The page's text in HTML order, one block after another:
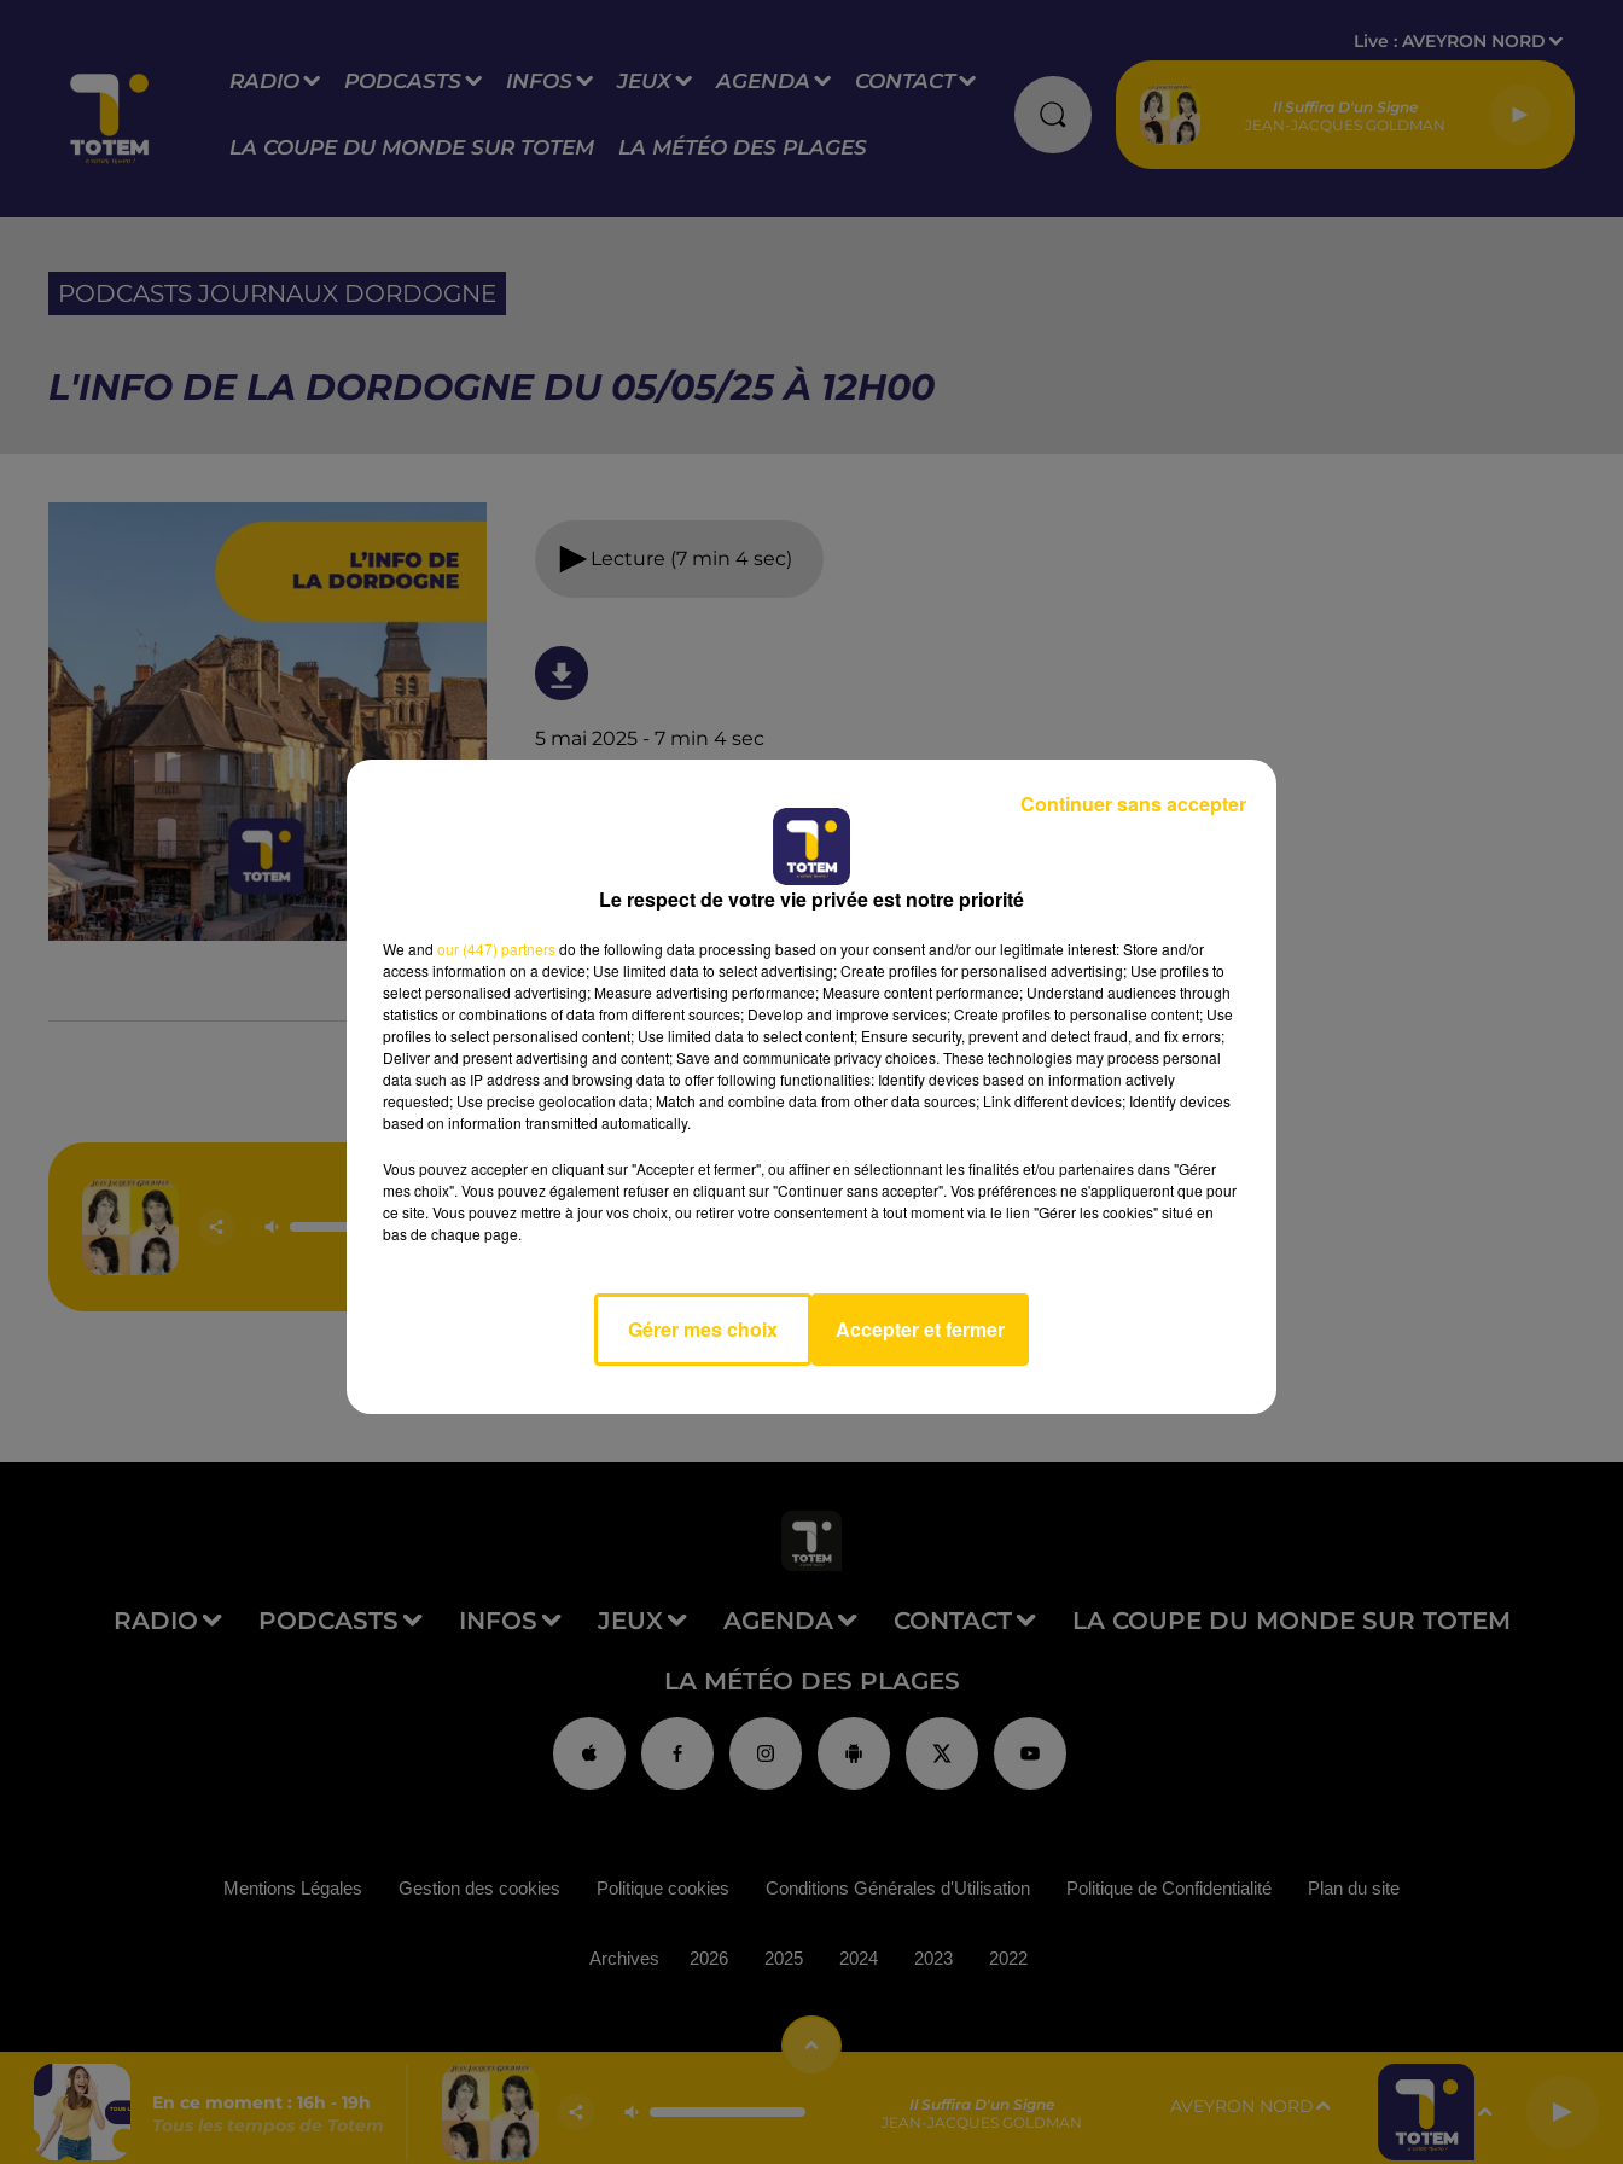
RADIO PODCASTS INFOS JEUX AGENDA CONTACT
LA COUPE DU MONDE SUR TOTEM LA MÉTÉO DES PLAGES
Live :AVEYRON NORD
Il Suffira D'un Signe
JEAN-JACQUES GOLDMAN
PODCASTS JOURNAUX DORDOGNE
L'INFO DE LA DORDOGNE DU 05/05/25 À 12H00
Lecture (7 min 4 sec)
5 mai 2025 - 7 min 4 sec
Ecoutez sur Totem l'information à Tulle, Brive, dans le
Nord du Lot et le pays sarladais avec les reportages de
nos journalistes sur le terrain.
Il Suffira D'un
Signe
JEAN-JACQUES
AVEYRON NORD
RADIO PODCASTS INFOS JEUX AGENDA CONTACT LA COUPE DU MONDE SUR TOTEM
LA MÉTÉO DES PLAGES
En ce moment : 16h - 19h
Tous les tempos de Totem
Il Suffira D'un Signe
JEAN-JACQUES GOLDMAN
AVEYRON NORD
Mentions Légales Gestion des cookies Politique cookies Conditions Générales d'Utilisation Politique de Confidentialité Plan du site
Archives 2026 2025 2024 2023 2022
Le respect de votre vie privée est notre priorité
We and our (447) partnersdo the following data processing based on your consent and/or our legitimate interest: Store and/or
access information on a device; Use limited data to select advertising; Create profiles for personalised advertising; Use profiles to
select personalised advertising; Measure advertising performance; Measure content performance; Understand audiences through
statistics or combinations of data from different sources; Develop and improve services; Create profiles to personalise content; Use
profiles to select personalised content; Use limited data to select content; Ensure security, prevent and detect fraud, and fix errors;
Deliver and present advertising and content; Save and communicate privacy choices. These technologies may process personal
data such as IP address and browsing data to offer following functionalities: Identify devices based on information actively
requested; Use precise geolocation data; Match and combine data from other data sources; Link different devices; Identify devices
based on information transmitted automatically.
Vous pouvez accepter en cliquant sur "Accepter et fermer", ou affiner en sélectionnant les finalités et/ou partenaires dans "Gérer
mes choix". Vous pouvez également refuser en cliquant sur "Continuer sans accepter". Vos préférences ne s'appliqueront que pour
ce site. Vous pouvez mettre à jour vos choix, ou retirer votre consentement à tout moment via le lien "Gérer les cookies" situé en
bas de chaque page.
Gérer mes choix Accepter et fermer
Continuer sans accepter